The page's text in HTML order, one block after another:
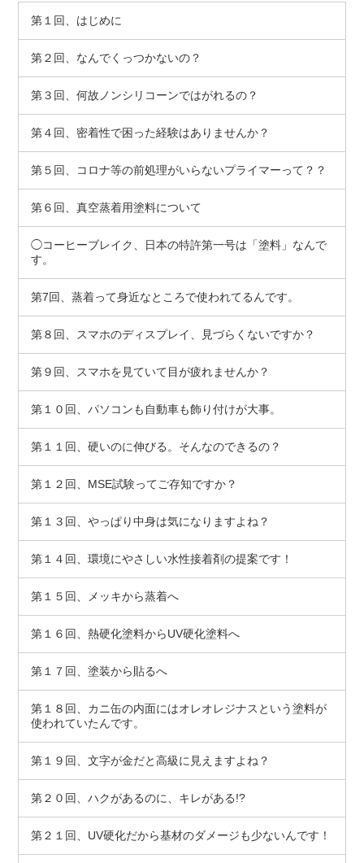
第１回、はじめに
第２回、なんでくっつかないの？
第３回、何故ノンシリコーンではがれるの？
第４回、密着性で困った経験はありませんか？
第５回、コロナ等の前処理がいらないプライマーって？？
第６回、真空蒸着用塗料について
◯コーヒーブレイク、日本の特許第一号は「塗料」なんで
す。
第7回、蒸着って身近なところで使われてるんです。
第８回、スマホのディスプレイ、見づらくないですか？
第９回、スマホを見ていて目が疲れませんか？
第１０回、パソコンも自動車も飾り付けが大事。
第１１回、硬いのに伸びる。そんなのできるの？
第１２回、MSE試験ってご存知ですか？
第１３回、やっぱり中身は気になりますよね？
第１４回、環境にやさしい水性接着剤の提案です！
第１５回、メッキから蒸着へ
第１６回、熱硬化塗料からUV硬化塗料へ
第１７回、塗装から貼るへ
第１８回、カニ缶の内面にはオレオレジナスという塗料が
使われていたんです。
第１９回、文字が金だと高級に見えますよね？
第２０回、ハクがあるのに、キレがある!?
第２１回、UV硬化だから基材のダメージも少ないんです！